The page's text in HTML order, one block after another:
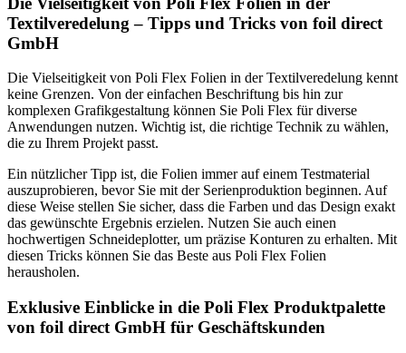
Textilveredelung – Tipps und Tricks von foil direct
GmbH
Die Vielseitigkeit von Poli Flex Folien in der Textilveredelung kennt
keine Grenzen. Von der einfachen Beschriftung bis hin zur
komplexen Grafikgestaltung können Sie Poli Flex für diverse
Anwendungen nutzen. Wichtig ist, die richtige Technik zu wählen,
die zu Ihrem Projekt passt.
Ein nützlicher Tipp ist, die Folien immer auf einem Testmaterial
auszuprobieren, bevor Sie mit der Serienproduktion beginnen. Auf
diese Weise stellen Sie sicher, dass die Farben und das Design exakt
das gewünschte Ergebnis erzielen. Nutzen Sie auch einen
hochwertigen Schneideplotter, um präzise Konturen zu erhalten. Mit
diesen Tricks können Sie das Beste aus Poli Flex Folien
herausholen.
Exklusive Einblicke in die Poli Flex Produktpalette
von foil direct GmbH für Geschäftskunden